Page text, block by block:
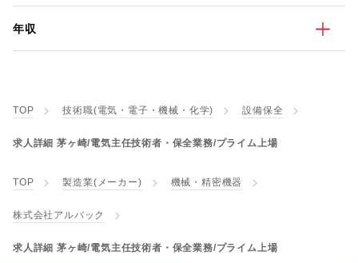
年収
TOP 技術職(電気・電子・機械・化学) 設備保全
求人詳細 茅ヶ崎/電気主任技術者・保全業務/プライム上場
TOP 製造業(メーカー) 機械・精密機器
株式会社アルバック
求人詳細 茅ヶ崎/電気主任技術者・保全業務/プライム上場